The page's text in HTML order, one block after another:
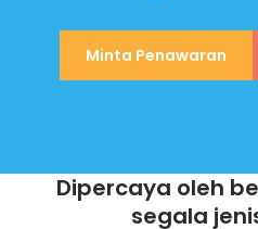
Minta Penawaran
Dipercaya oleh
segala